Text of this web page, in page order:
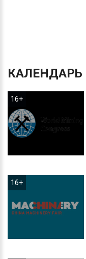
КАЛЕНДАРЬ
16+
16+